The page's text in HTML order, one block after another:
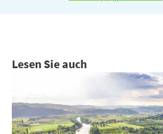
Lesen Sie auch